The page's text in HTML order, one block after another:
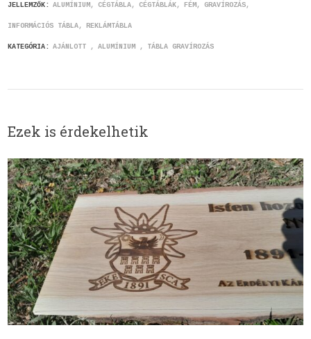
JELLEMZŐK: ALUMÍNIUM CÉGTÁBLA CÉGTÁBLÁK FÉM GRAVÍROZÁS
INFORMÁCIÓS TÁBLA REKLÁMTÁBLA
KATEGÓRIA: AJÁNLOTT ALUMÍNIUM TÁBLA GRAVÍROZÁS
Ezek is érdekelhetik